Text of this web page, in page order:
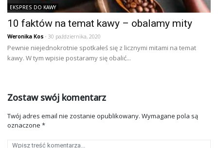
EKSPRES DO KAWY
10 faktów na temat kawy – obalamy mity
Weronika Kos - 30 października, 2020
Pewnie niejednokrotnie spotkałeś się z licznymi mitami na temat
kawy. W tym wpisie postaramy się obalić...
Zostaw swój komentarz
Twój adres email nie zostanie opublikowany. Wymagane pola są
oznaczone *